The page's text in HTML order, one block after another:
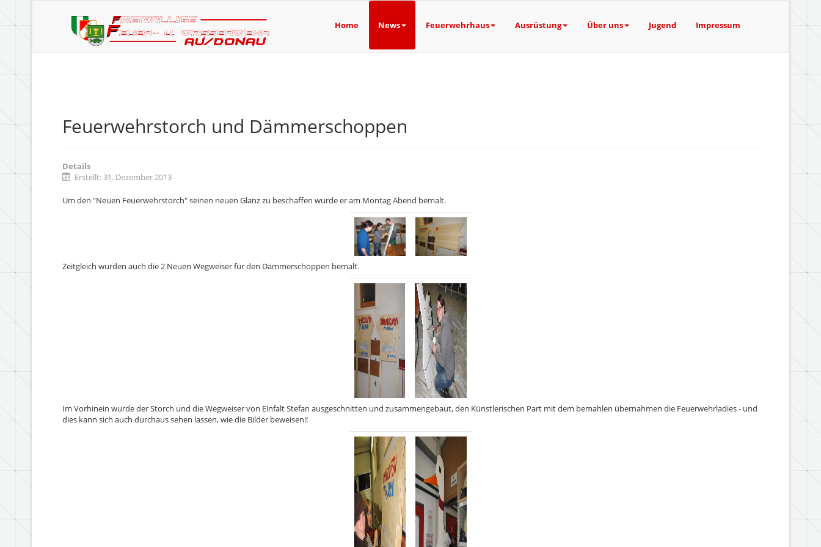
Home News Feuerwehrhaus Ausrüstung Über uns Jugend Impressum
Feuerwehrstorch und Dämmerschoppen
Details
Erstellt: 31. Dezember 2013
Um den "Neuen Feuerwehrstorch" seinen neuen Glanz zu beschaffen wurde er am Montag Abend bemalt.
Zeitgleich wurden auch die 2 Neuen Wegweiser für den Dämmerschoppen bemalt.
Im Vorhinein wurde der Storch und die Wegweiser von Einfalt Stefan ausgeschnitten und zusammengebaut, den Künstlerischen Part mit dem bemahlen übernahmen die Feuerwehrladies - und
dies kann sich auch durchaus sehen lassen, wie die Bilder beweisen!!